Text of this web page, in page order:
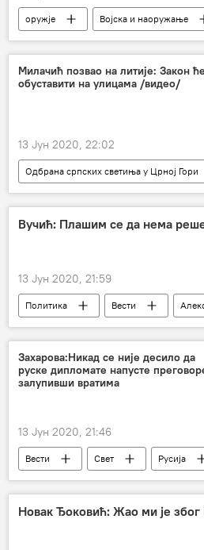
оружје Војска и наоружање
Милачић позвао на литије: Закон
обуставити на улицама /видео/
13 Јун 2020, 22:02
Одбрана српских светиња у Црној Гори
Свет
Вести
Црна Гора
светиње
Вучић: Плашим се да нема
13 Јун 2020, 21:59
Политика Вести
Косово и Метохија (КиМ)
Захарова:Никад се није десило да
руске дипломате напусте
залупивши вратима
13 Јун 2020, 21:46
Вести Свет
Русија
дипломате
преговори
Новак Ђоковић: Жао ми је због